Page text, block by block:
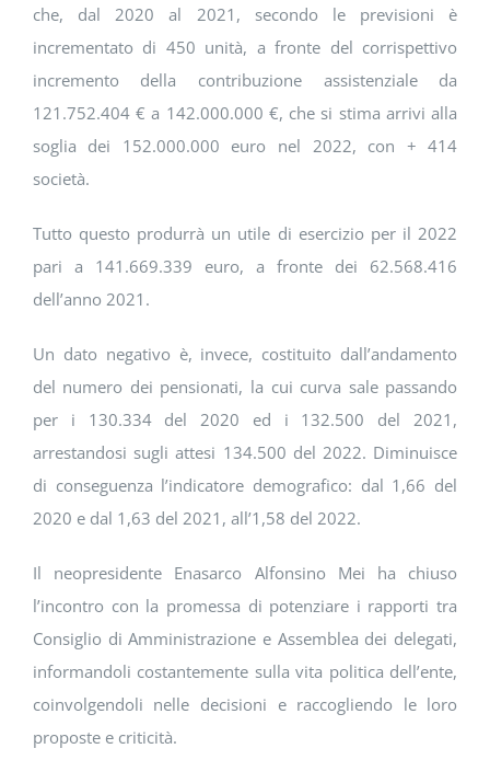
che, dal 2020 al 2021, secondo le previsioni è
incrementato di 450 unità, a fronte del corrispettivo
incremento della contribuzione assistenziale da
121.752.404 € a 142.000.000 €, che si stima arrivi alla
soglia dei 152.000.000 euro nel 2022, con + 414
società.
Tutto questo produrrà un utile di esercizio per il 2022
pari a 141.669.339 euro, a fronte dei 62.568.416
dell’anno 2021.
Un dato negativo è, invece, costituito dall’andamento
del numero dei pensionati, la cui curva sale passando
per i 130.334 del 2020 ed i 132.500 del 2021,
arrestandosi sugli attesi 134.500 del 2022. Diminuisce
di conseguenza l’indicatore demografico: dal 1,66 del
2020 e dal 1,63 del 2021, all’1,58 del 2022.
Il neopresidente Enasarco Alfonsino Mei ha chiuso
l’incontro con la promessa di potenziare i rapporti tra
Consiglio di Amministrazione e Assemblea dei delegati,
informandoli costantemente sulla vita politica dell’ente,
coinvolgendoli nelle decisioni e raccogliendo le loro
proposte e criticità.